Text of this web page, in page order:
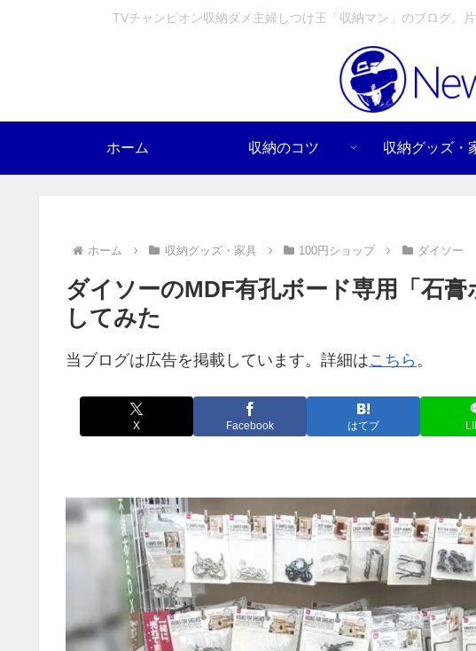
TVチャンピオン収納ダメ主婦しつけ王「収納マン」のブログ。
ホーム 収納のコツ 収納グッズ・
ホーム 収納グッズ・家具 100円ショップ ダイソー
ダイソーのMDF有孔ボード専用「石
してみた
当ブログは広告を掲載しています。詳細はこちら 。
X Facebook はてブ